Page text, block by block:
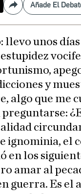
Compartir
Añade El
llevo unos
y
algo que me
ignominia, el
en los
amar al
guerra. Es el